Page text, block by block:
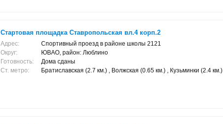
Стартовая площадка Ставропольская вл.4 корп.2
Адрес:
Спортивный проезд в районе школы 2121
Округ:
ЮВАО, район: Люблино
Готовность:
Дома сданы
Ст. метро:
Братиславская (2.7 км.) , Волжская (0.65 км.) , Кузьминки (2.4 км.)